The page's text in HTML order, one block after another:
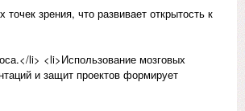
зрения, что развивает открытость к
li> <li>Использование мозговых
и защит проектов формирует